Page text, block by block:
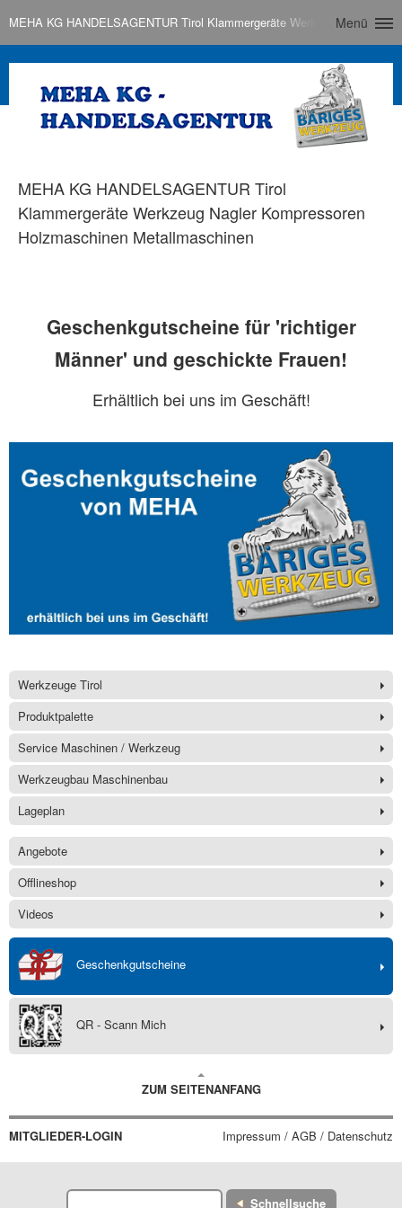
MEHA KG HANDELSAGENTUR Tirol Klammergeräte Werkzeug Nagler
Menü
MEHA KG HANDELSAGENTUR Tirol
Klammergeräte Werkzeug Nagler Kompressoren
Holzmaschinen Metallmaschinen
Geschenkgutscheine für 'richtiger
Männer' und geschickte Frauen!
Erhältlich bei uns im Geschäft!
Werkzeuge Tirol
Produktpalette
Service Maschinen / Werkzeug
Werkzeugbau Maschinenbau
Lageplan
Angebote
Offlineshop
Videos
Geschenkgutscheine
QR - Scann Mich
ZUM SEITENANFANG
MITGLIEDER-LOGIN Impressum / AGB / Datenschutz
Schnellsuche